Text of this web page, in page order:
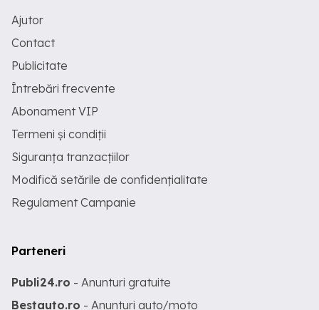
Ajutor
Contact
Publicitate
Întrebări frecvente
Abonament VIP
Termeni și condiții
Siguranța tranzacțiilor
Modifică setările de confidențialitate
Regulament Campanie
Parteneri
Publi24.ro - Anunturi gratuite
Bestauto.ro - Anunturi auto/moto